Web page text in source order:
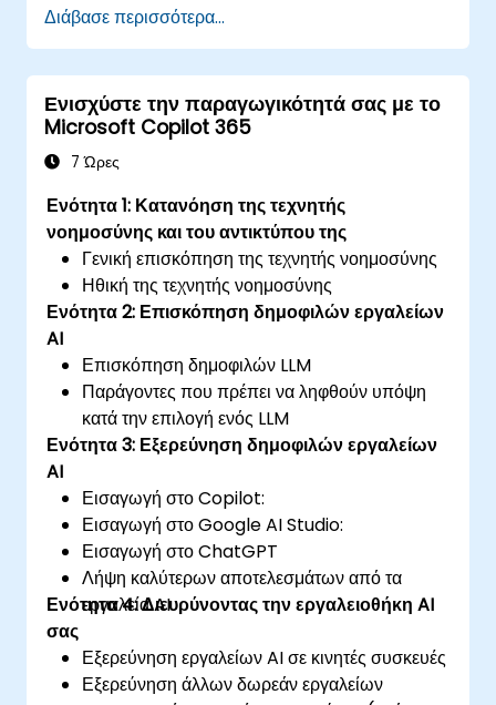
Διάβασε περισσότερα...
Ενισχύστε την παραγωγικότητά σας με το
Microsoft Copilot 365
7 Ώρες
Ενότητα 1: Κατανόηση της τεχνητής
νοημοσύνης και του αντικτύπου της
Γενική επισκόπηση της τεχνητής νοημοσύνης
Ηθική της τεχνητής νοημοσύνης
Ενότητα 2: Επισκόπηση δημοφιλών εργαλείων
AI
Επισκόπηση δημοφιλών LLM
Παράγοντες που πρέπει να ληφθούν υπόψη
κατά την επιλογή ενός LLM
Ενότητα 3: Εξερεύνηση δημοφιλών εργαλείων
AI
Εισαγωγή στο Copilot:
Εισαγωγή στο Google AI Studio:
Εισαγωγή στο ChatGPT
Λήψη καλύτερων αποτελεσμάτων από τα
εργαλεία AI
Ενότητα 4: Διευρύνοντας την εργαλειοθήκη AI
σας
Εξερεύνηση εργαλείων AI σε κινητές συσκευές
Εξερεύνηση άλλων δωρεάν εργαλείων